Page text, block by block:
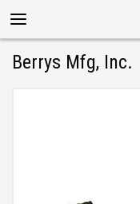
Berrys Mfg, Inc.